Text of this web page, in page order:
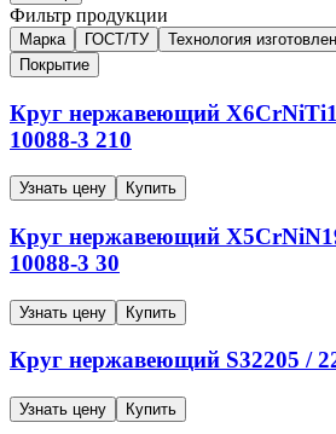
Фильтр продукции
Марка ГОСТ/ТУ Технология
Покрытие
Круг нержавеющий
10088-3 210
Узнать цену Купить
Круг нержавеющий
10088-3 30
Узнать цену Купить
Круг нержавеющий S32205 /
Узнать цену Купить